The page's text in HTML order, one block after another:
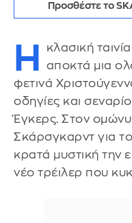
Προσθέστε το
Η κλασική
αποκτά μια
φετινά
οδηγίες και
Έγκερς. Στον
Σκάρσγκαρντ για
κρατά μυστική την
νέο τρέιλερ που